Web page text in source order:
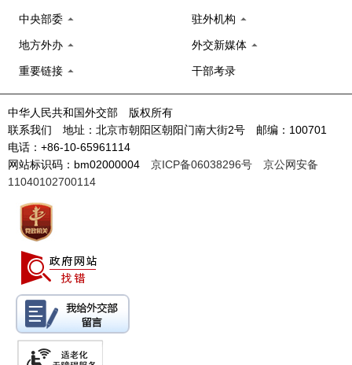
中央部委 驻外机构
地方外办 外交新媒体
重要链接 干部考录
中华人民共和国外交部 版权所有
联系我们 地址：北京市朝阳区朝阳门南大街2号 邮编：100701
电话：+86-10-65961114
网站标识码：bm02000004 京ICP备06038296号
京公网安备
11040102700114